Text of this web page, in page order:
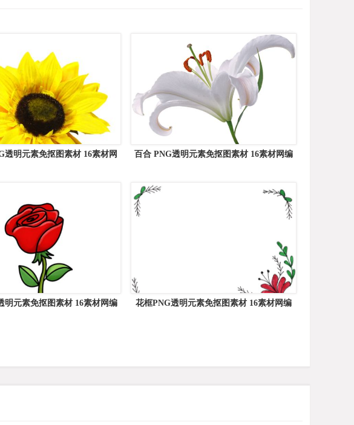
透明元素免抠图素材 16素材网
百合 PNG透明元素免抠图素材 16素材网编
明元素免抠图素材 16素材网编
花框PNG透明元素免抠图素材 16素材网编